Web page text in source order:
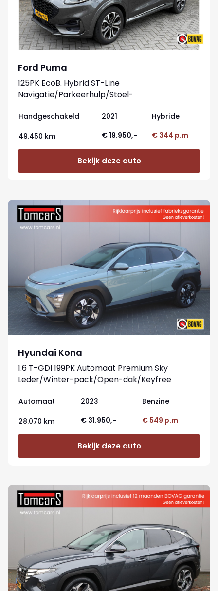
Ford Puma
125PK EcoB. Hybrid ST-Line
Navigatie/Parkeerhulp/Stoel-
Handgeschakeld 2021 Hybride
49.450 km € 19.950,- € 344 p.m
Bekijk deze auto
Hyundai Kona
1.6 T-GDI 199PK Automaat Premium Sky
Leder/Winter-pack/Open-dak/Keyfree
Automaat 2023 Benzine
28.070 km € 31.950,- € 549 p.m
Bekijk deze auto